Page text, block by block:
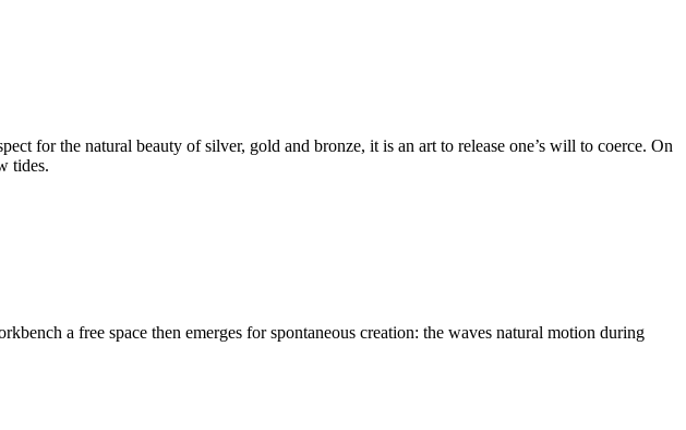
a free space then emerges for spontaneous creation: the waves natural motion during